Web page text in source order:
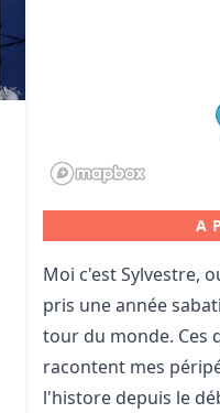
A
Moi c'est Sylvestre,
pris une année
tour du monde. Ces
racontent mes
l'histore depuis le